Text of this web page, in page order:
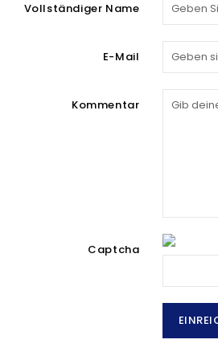
Vollständiger Name
E-Mail
Kommentar
Captcha